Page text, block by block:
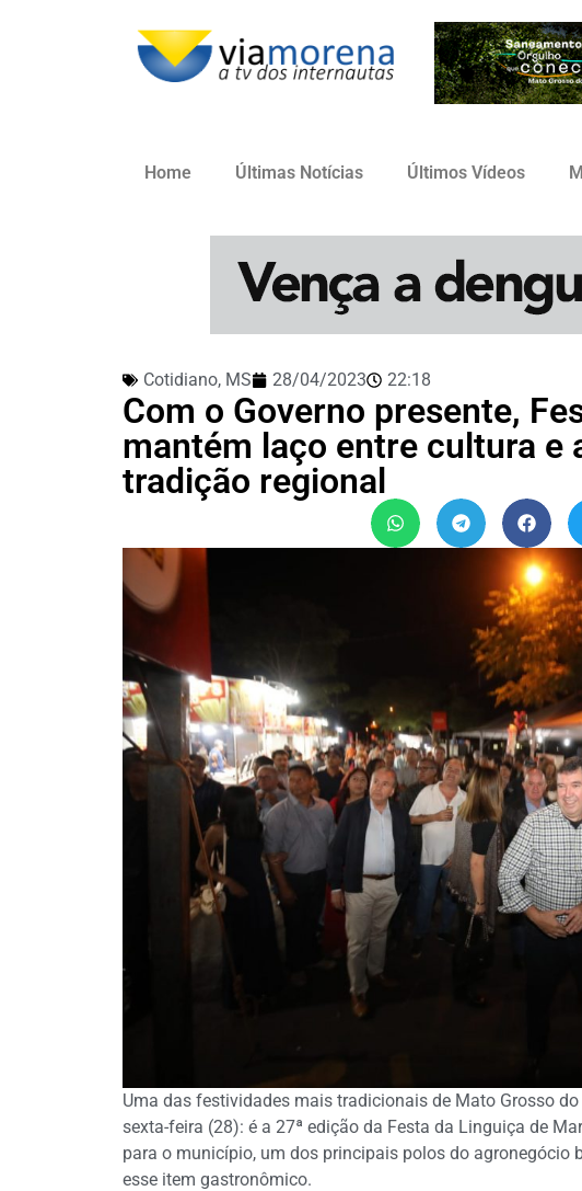
Home Últimas Notícias Últimos Vídeos
Cotidiano, MS 28/04/2023 22:18
Com o Governo presente,
mantém laço entre cultura e
tradição regional
Uma das festividades mais tradicionais de Mato Grosso
sexta-feira (28): é a 27ª edição da Festa da Linguiça de
para o município, um dos principais polos do agronegócio
esse item gastronômico.